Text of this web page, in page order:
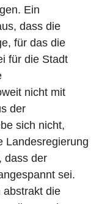
Ein
dass die
für das die
für die Stadt
nicht mit
der
sich nicht,
Landesregierung
dass der
sei.
abstrakt die